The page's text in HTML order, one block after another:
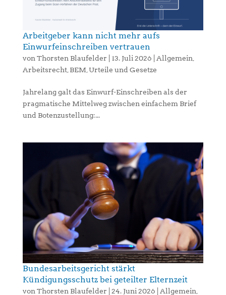
Arbeitgeber kann nicht mehr aufs
Einwurfeinschreiben vertrauen
von Thorsten Blaufelder 13. Juli 2026 Allgemein
Arbeitsrecht, BEM Urteile und Gesetze
Jahrelang galt das Einwurf-Einschreiben als der
pragmatische Mittelweg zwischen einfachem Brief
und Botenzustellung:...
Bundesarbeitsgericht stärkt
Kündigungsschutz bei geteilter Elternzeit
vonThorsten Blaufelder 24. Juni 2026 Allgemein,